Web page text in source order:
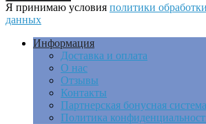
Я принимаю условия политики
данных
Информация
Доставка и оплата
О нас
Отзывы
Контакты
Партнерская бонусная система
Политика